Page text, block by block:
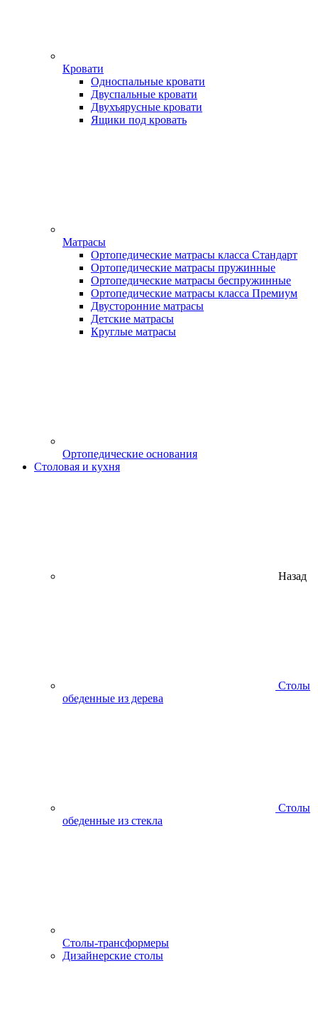
Кровати
Односпальные кровати
Двуспальные кровати
Двухъярусные кровати
Ящики под кровать
Матрасы
Ортопедические матрасы класса Стандарт
Ортопедические матрасы пружинные
Ортопедические матрасы беспружинные
Ортопедические матрасы класса Премиум
Двусторонние матрасы
Детские матрасы
Круглые матрасы
Ортопедические основания
Столовая и кухня
Назад
Столы
обеденные из дерева
Столы
обеденные из стекла
Столы-трансформеры
Дизайнерские столы